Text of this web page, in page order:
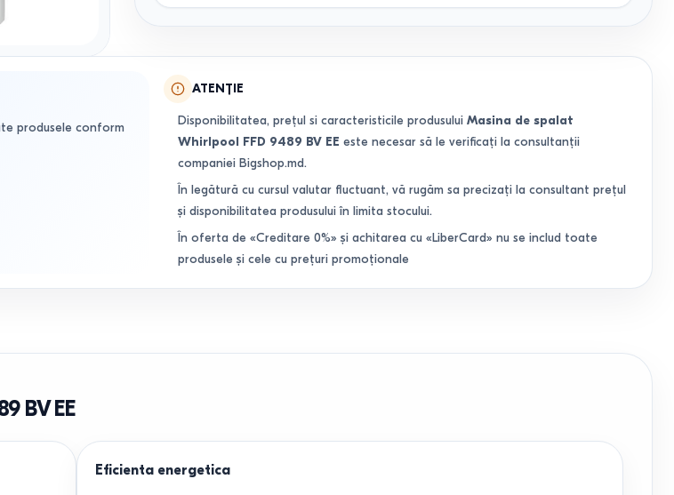
produsele conform
ATENȚIE
Disponibilitatea, prețul si caracteristicile produsului Masina de spalat
Whirlpool FFD 9489 BV EE este necesar să le verificați la consultanții
companiei Bigshop.md.
În legătură cu cursul valutar fluctuant, vă rugăm sa precizați la consultant prețul
și disponibilitatea produsului în limita stocului.
În oferta de «Creditare 0%» și achitarea cu «LiberCard» nu se includ toate
produsele și cele cu prețuri promoționale
BV EE
Eficienta energetica